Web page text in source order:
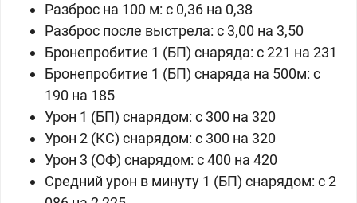
Разброс на 100 м: c 0,36 на 0,38
Разброс после выстрела: c 3,00 на 3,50
Бронепробитие 1 (БП) снаряда: c 221 на 231
Бронепробитие 1 (БП) снаряда на 500м: c
190 на 185
Урон 1 (БП) снарядом: c 300 на 320
Урон 2 (КС) снарядом: c 300 на 320
Урон 3 (ОФ) снарядом: c 400 на 420
Средний урон в минуту 1 (БП) снарядом: c 2